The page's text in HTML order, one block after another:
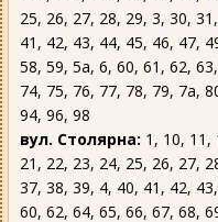
25, 26, 27, 28, 29, 3, 30,
41, 42, 43, 44, 45, 46, 47,
58, 59, 5а, 6, 60, 61, 62,
74, 75, 76, 77, 78, 79, 7а,
94, 96, 98
вул. Столярна: 1, 10, 11,
21, 22, 23, 24, 25, 26, 27,
37, 38, 39, 4, 40, 41, 42,
60, 62, 64, 65, 66, 67, 68,